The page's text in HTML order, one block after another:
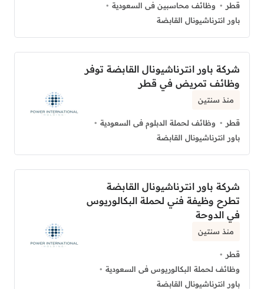
قطر
وظائف محاسبين فى السعودية
باور انترناشيونال القابضة
شركة باور انترناشيونال القابضة توفر
وظائف تمريض في قطر
منذ سنتين
قطر
وظائف لحملة الدبلوم فى السعودية
باور انترناشيونال القابضة
شركة باور انترناشيونال القابضة
تطرح وظيفة فني لحملة البكالوريوس
في الدوحة
منذ سنتين
قطر
وظائف لحملة البكالوريوس فى السعودية
باور انترناشيونال القابضة